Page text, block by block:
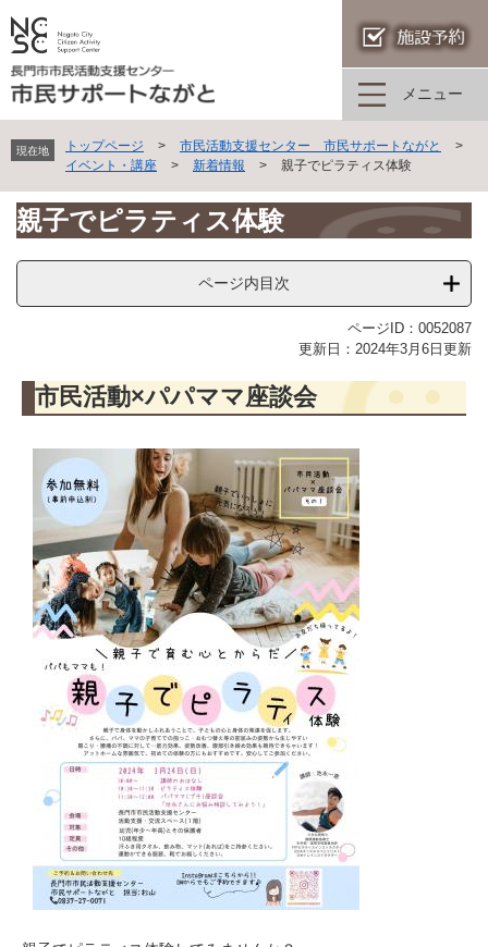
ー
ジ
の
先
頭
メニュー
現在地 トップページ > 市民活動支援センター 市民サポートながと
>
イベント・講座
> 新着情報 > 親子でピラティス体験
本
文
親子でピラティス体験
ページ内目次
ページID：0052087
更新日：2024年3月6日更新
市民活動×パパママ座談会